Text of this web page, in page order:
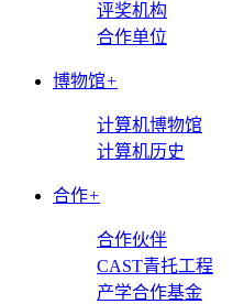
评奖机构
合作单位
博物馆+
计算机博物馆
计算机历史
合作+
合作伙伴
CAST青托工程
产学合作基金